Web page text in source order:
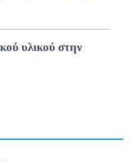
υλικού στην